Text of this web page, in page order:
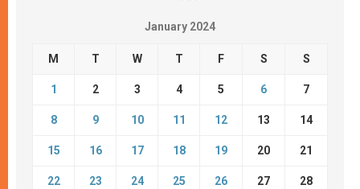
January 2024
M T W T F S S
1 2 3 4 5 6 7
8 9 10 11 12 13 14
15 16 17 18 19 20 21
22 23 24 25 26 27 28